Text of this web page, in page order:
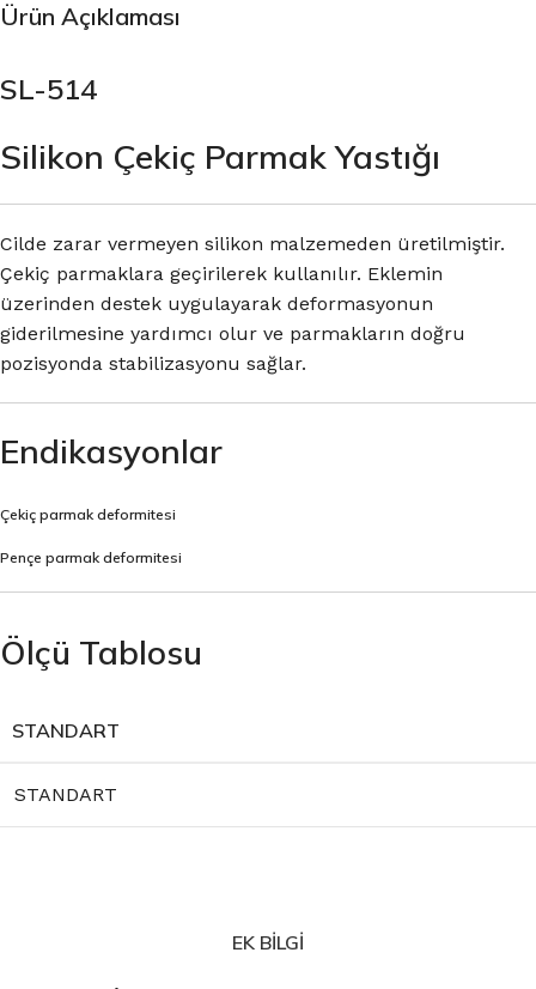
Ürün Açıklaması
SL-514
Silikon Çekiç Parmak Yastığı
Cilde zarar vermeyen silikon malzemeden üretilmiştir.
Çekiç parmaklara geçirilerek kullanılır. Eklemin
üzerinden destek uygulayarak deformasyonun
giderilmesine yardımcı olur ve parmakların doğru
pozisyonda stabilizasyonu sağlar.
Endikasyonlar
Çekiç parmak deformitesi
Pençe parmak deformitesi
Ölçü Tablosu
STANDART
STANDART
EK BILGI